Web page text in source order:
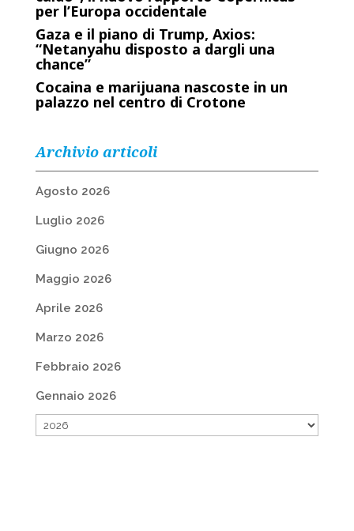
per l’Europa occidentale
Gaza e il piano di Trump, Axios:
“Netanyahu disposto a dargli una
chance”
Cocaina e marijuana nascoste in un
palazzo nel centro di Crotone
Archivio articoli
Agosto 2026
Luglio 2026
Giugno 2026
Maggio 2026
Aprile 2026
Marzo 2026
Febbraio 2026
Gennaio 2026